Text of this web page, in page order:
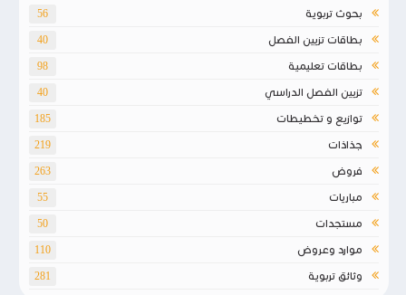
بحوث تربوية 56
بطاقات تزيين الفصل 40
بطاقات تعليمية 98
تزيين الفصل الدراسي 40
توازيع و تخطيطات 185
جذاذات 219
فروض 263
مباريات 55
مستجدات 50
موارد وعروض 110
وثائق تربوية 281